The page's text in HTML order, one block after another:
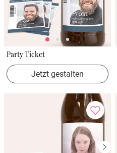
Party Ticket
Jetzt gestalten